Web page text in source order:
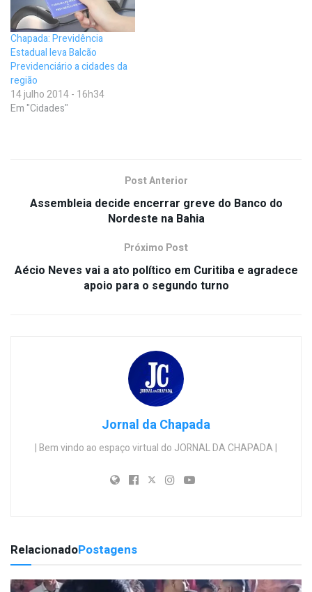
Chapada: Previdência
Estadual leva Balcão
Previdenciário a cidades da
região
14 julho 2014 - 16h34
Em "Cidades"
Post Anterior
Assembleia decide encerrar greve do Banco do
Nordeste na Bahia
Próximo Post
Aécio Neves vai a ato político em Curitiba e agradece
apoio para o segundo turno
Jornal da Chapada
| Bem vindo ao espaço virtual do JORNAL DA CHAPADA |
RelacionadoPostagens